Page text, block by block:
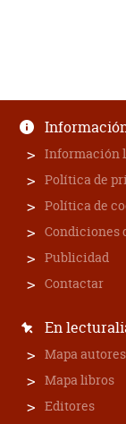
Información
Política de
Política de
Condiciones
Publicidad
Contactar
En
Mapa autores
Mapa libros
Editores